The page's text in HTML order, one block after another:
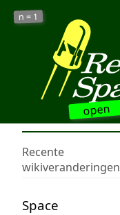
open
n = 1
Recente
wikiveranderingen
Space